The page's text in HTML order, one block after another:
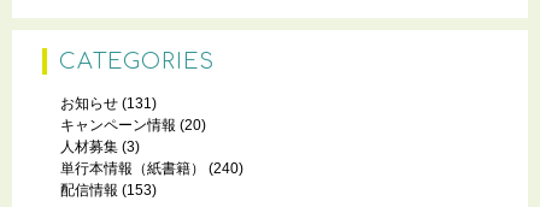
CATEGORIES
お知らせ (131)
キャンペーン情報 (20)
人材募集 (3)
単行本情報（紙書籍）
(240)
配信情報 (153)